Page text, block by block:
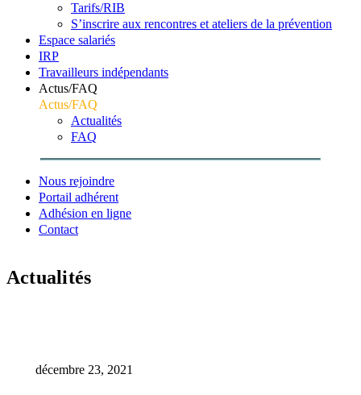
Tarifs/RIB
S’inscrire aux rencontres et ateliers de la prévention
Espace salariés
IRP
Travailleurs indépendants
Actus/FAQ
Actus/FAQ
Actualités
FAQ
Nous rejoindre
Portail adhérent
Adhésion en ligne
Contact
Actualités
décembre 23, 2021